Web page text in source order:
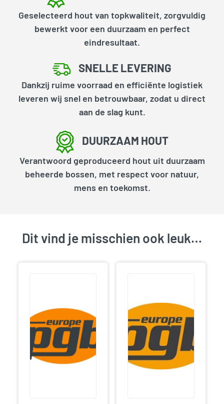
Geselecteerd hout van topkwaliteit, zorgvuldig
bewerkt voor een duurzaam en perfect
eindresultaat.
SNELLE LEVERING
Dankzij ruime voorraad en efficiënte logistiek
leveren wij snel en betrouwbaar, zodat u direct
aan de slag kunt.
DUURZAAM HOUT
Verantwoord geproduceerd hout uit duurzaam
beheerde bossen, met respect voor natuur,
mens en toekomst.
Dit vind je misschien ook leuk…